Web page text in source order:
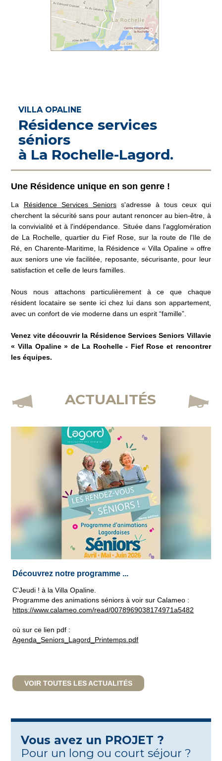
VILLA OPALINE
Résidence services
séniors
à La Rochelle-Lagord.
Une Résidence unique en son genre !
La Résidence Services Seniorss'adresse à tous ceux qui
cherchent la sécurité sans pour autant renoncer au bien-être, à
la convivialité et à l'indépendance. Située dans l'agglomération
de La Rochelle, quartier du Fief Rose, sur la route de l'Ile de
Ré, en Charente-Maritime, la Résidence « Villa Opaline » offre
aux seniors une vie facilitée, reposante, sécurisante, pour leur
satisfaction et celle de leurs familles.
Nous nous attachons particulièrement à ce que chaque
résident locataire se sente ici chez lui dans son appartement,
avec un confort de vie moderne dans un esprit “famille”.
Venez vite découvrir la Résidence Services Seniors Villavie
« Villa Opaline » de La Rochelle - Fief Rose et rencontrer
les équipes.
ACTUALITÉS
Découvrez notre programme ...
C'Jeudi ! à la Villa Opaline.
Programme des animations séniors à voir sur Calameo :
https://www.calameo.com/read/0078969038174971a5482
où sur ce lien pdf :
Agenda_Seniors_Lagord_Printemps.pdf
VOIR TOUTES LES ACTUALITÉS
Vous avez un PROJET ?
Pour un long ou court séjour ?